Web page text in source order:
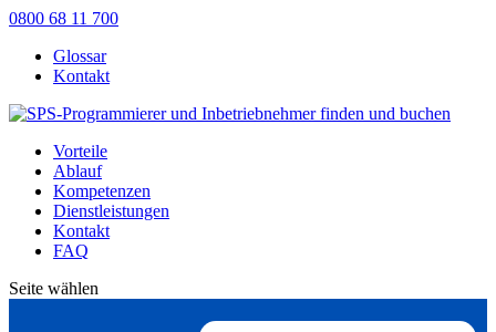
0800 68 11 700
Glossar
Kontakt
Vorteile
Ablauf
Kompetenzen
Dienstleistungen
Kontakt
FAQ
Seite wählen